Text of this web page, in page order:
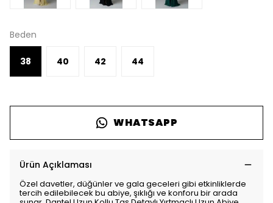
Beden
38 40 42 44
WHATSAPP
Ürün Açıklaması
Özel davetler, düğünler ve gala geceleri gibi etkinliklerde
tercih edilebilecek bu abiye, şıklığı ve konforu bir arada